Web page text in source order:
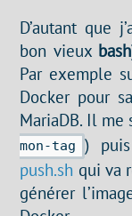
D’autant que
bon vieux bash
Par exemple
Docker pour
MariaDB. Il
mon-tag
)
push.sh qui va
générer